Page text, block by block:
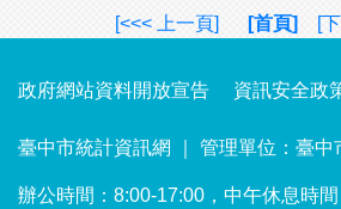
[<<< 上一頁] [首頁] [
政府網站資料開放宣告 資訊安全政
臺中市統計資訊網 ｜ 管理單位：臺中
辦公時間：8:00-17:00，中午休息時